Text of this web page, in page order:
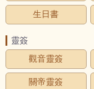
生日書
靈簽
觀音靈簽
關帝靈簽